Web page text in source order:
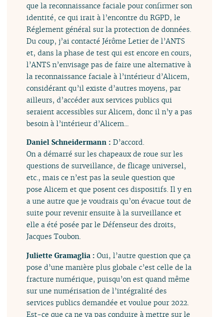
que la reconnaissance faciale pour confirmer son
identité, ce qui irait à l’encontre du RGPD, le
Réglement général sur la protection de données.
Du coup, j’ai contacté Jérôme Letier de l’ANTS
et, dans la phase de test qui est encore en cours,
l’ANTS n’envisage pas de faire une alternative à
la reconnaissance faciale à l’intérieur d’Alicem,
considérant qu’il existe d’autres moyens, par
ailleurs, d’accéder aux services publics qui
seraient accessibles sur Alicem, donc il n’y a pas
besoin à l’intérieur d’Alicem...
Daniel Schneidermann :D’accord.
On a démarré sur les chapeaux de roue sur les
questions de surveillance, de flicage universel,
etc., mais ce n’est pas la seule question que
pose Alicem et que posent ces dispositifs. Il y en
a une autre que je voudrais qu’on évacue tout de
suite pour revenir ensuite à la surveillance et
elle a été posée par le Défenseur des droits,
Jacques Toubon.
Juliette Gramaglia :Oui, l’autre question que ça
pose d’une manière plus globale c’est celle de la
fracture numérique, puisqu’on est quand même
sur une numérisation de l’intégralité des
services publics demandée et voulue pour 2022.
Est-ce que ça ne va pas conduire à mettre sur le